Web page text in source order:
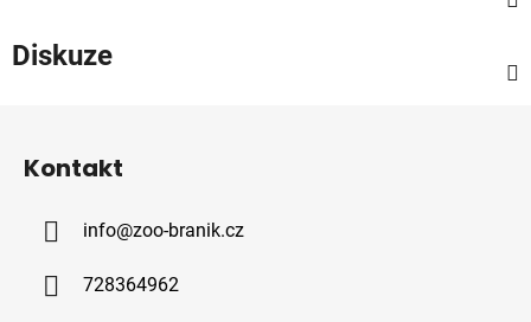
Diskuze
Kontakt
info@zoo-branik.cz
728364962